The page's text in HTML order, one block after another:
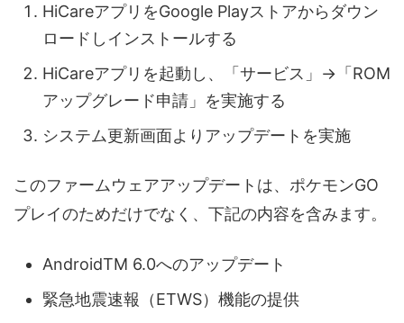
HiCareアプリをGoogle Playストアからダウン
ロードしインストールする
HiCareアプリを起動し、「サービス」→「ROM
アップグレード申請」を実施する
システム更新画面よりアップデートを実施
このファームウェアアップデートは、ポケモンGO
プレイのためだけでなく、下記の内容を含みます。
AndroidTM 6.0へのアップデート
緊急地震速報（ETWS）機能の提供